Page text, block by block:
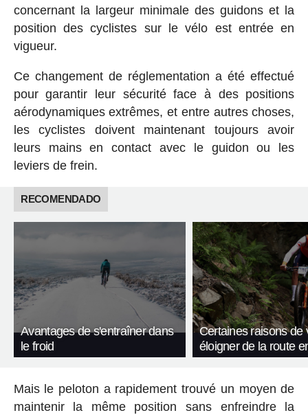
concernant la largeur minimale des guidons et la
position des cyclistes sur le vélo est entrée en
vigueur.
Ce changement de réglementation a été effectué
pour garantir leur sécurité face à des positions
aérodynamiques extrêmes, et entre autres choses,
les cyclistes doivent maintenant toujours avoir
leurs mains en contact avec le guidon ou les
leviers de frein.
RECOMENDADO
Avantages de s'entraîner dans
le froid
Certaines raisons de
éloigner de la route
Mais le peloton a rapidement trouvé un moyen de
maintenir la même position sans enfreindre la